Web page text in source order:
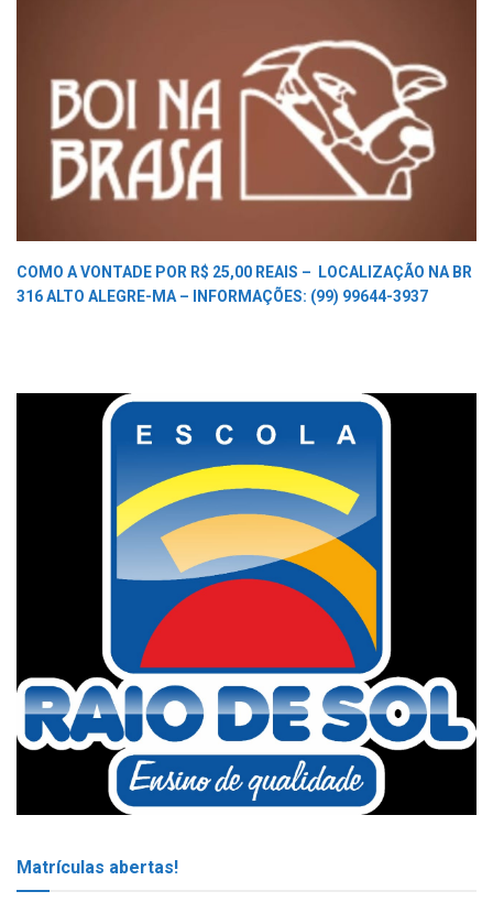
COMO A VONTADE POR R$ 25,00 REAIS –
LOCALIZAÇÃO NA BR
316 ALTO ALEGRE-MA –
INFORMAÇÕES: (99) 99644-3937
Matrículas abertas!